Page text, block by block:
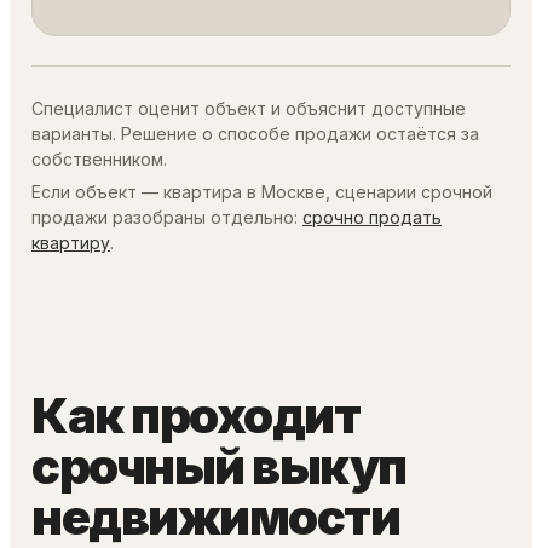
Специалист оценит объект и объяснит доступные
варианты. Решение о способе продажи остаётся за
собственником.
Если объект — квартира в Москве, сценарии срочной
продажи разобраны отдельно: срочно продать
квартиру.
Как проходит
срочный выкуп
недвижимости